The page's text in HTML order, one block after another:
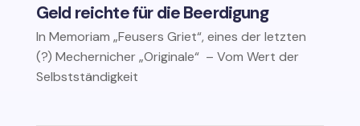
Geld reichte für die Beerdigung
In Memoriam „Feusers Griet“, eines der letzten
(?) Mechernicher „Originale“ – Vom Wert der
Selbstständigkeit